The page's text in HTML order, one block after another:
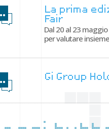
La prima
Fair
Dal 20 al 23
per valutare
Gi Group